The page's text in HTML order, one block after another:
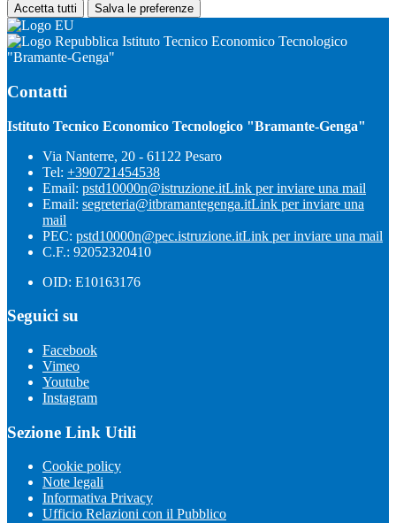
Accetta tutti Salva le preferenze
Istituto Tecnico Economico Tecnologico
"Bramante-Genga"
Contatti
Istituto Tecnico Economico Tecnologico "Bramante-Genga"
Via Nanterre, 20 - 61122 Pesaro
Tel: +390721454538
Email: pstd10000n@istruzione.itLink per inviare una mail
Email: segreteria@itbramantegenga.itLink per inviare una
mail
PEC: pstd10000n@pec.istruzione.itLink per inviare una mail
C.F.: 92052320410
OID: E10163176
Seguici su
Facebook
Vimeo
Youtube
Instagram
Sezione Link Utili
Cookie policy
Note legali
Informativa Privacy
Ufficio Relazioni con il Pubblico